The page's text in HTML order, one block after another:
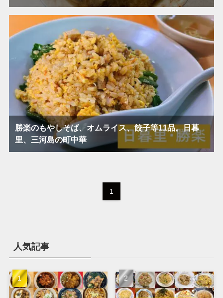
勝楽のもやしそば、オムライス、餃子等11品。日暮
里、三河島の町中華
1
人気記事